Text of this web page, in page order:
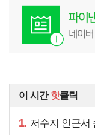
이 시간핫클릭
1. 저수지 인근서 숨